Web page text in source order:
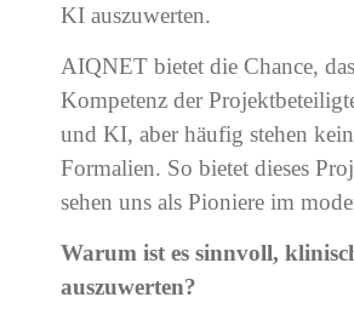
KI auszuwerten.
AIQNET bietet die Chance,
Kompetenz der
und KI, aber häufig stehen
Formalien. So bietet dieses
sehen uns als Pioniere im
Warum ist es sinnvoll,
auszuwerten?